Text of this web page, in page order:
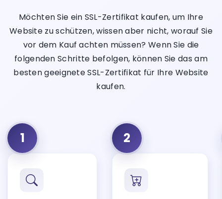
Möchten Sie ein SSL-Zertifikat kaufen, um Ihre
Website zu schützen, wissen aber nicht, worauf Sie
vor dem Kauf achten müssen? Wenn Sie die
folgenden Schritte befolgen, können Sie das am
besten geeignete SSL-Zertifikat für Ihre Website
kaufen.
1 2